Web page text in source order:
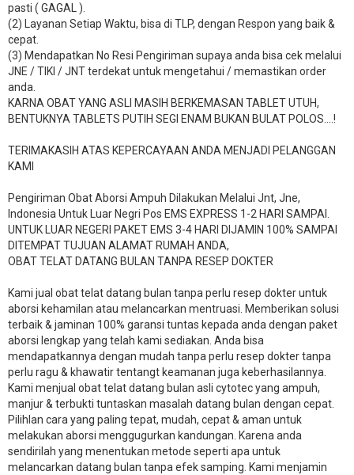
pasti ( GAGAL ).
(2) Layanan Setiap Waktu, bisa di TLP, dengan Respon yang baik &
cepat.
(3) Mendapatkan No Resi Pengiriman supaya anda bisa cek melalui
JNE / TIKI / JNT terdekat untuk mengetahui / memastikan order
anda.
KARNA OBAT YANG ASLI MASIH BERKEMASAN TABLET UTUH,
BENTUKNYA TABLETS PUTIH SEGI ENAM BUKAN BULAT POLOS….!
TERIMAKASIH ATAS KEPERCAYAAN ANDA MENJADI PELANGGAN
KAMI
Pengiriman Obat Aborsi Ampuh Dilakukan Melalui Jnt, Jne,
Indonesia Untuk Luar Negri Pos EMS EXPRESS 1-2 HARI SAMPAI.
UNTUK LUAR NEGERI PAKET EMS 3-4 HARI DIJAMIN 100% SAMPAI
DITEMPAT TUJUAN ALAMAT RUMAH ANDA,
OBAT TELAT DATANG BULAN TANPA RESEP DOKTER
Kami jual obat telat datang bulan tanpa perlu resep dokter untuk
aborsi kehamilan atau melancarkan mentruasi. Memberikan solusi
terbaik & jaminan 100% garansi tuntas kepada anda dengan paket
aborsi lengkap yang telah kami sediakan. Anda bisa
mendapatkannya dengan mudah tanpa perlu resep dokter tanpa
perlu ragu & khawatir tentangt keamanan juga keberhasilannya.
Kami menjual obat telat datang bulan asli cytotec yang ampuh,
manjur & terbukti tuntaskan masalah datang bulan dengan cepat.
Pilihlan cara yang paling tepat, mudah, cepat & aman untuk
melakukan aborsi menggugurkan kandungan. Karena anda
sendirilah yang menentukan metode seperti apa untuk
melancarkan datang bulan tanpa efek samping. Kami menjamin